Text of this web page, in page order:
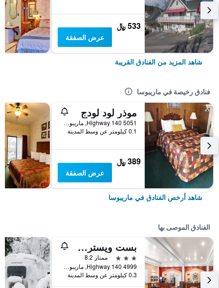
533 ﷼
عرض الصفقة
شاهد المزيد من الفنادق القريبة
فنادق رخيصة في ماريبوسا
موذر لود لودج
5051 Highway 140, ماريبوسا, CA, الولايات المتحدة الأميريكية
0.1 كيلومتر عن وسط المدينة
389 ﷼
عرض الصفقة
شاهد أرخص الفنادق في ماريبوسا
الفنادق الموصى بها
بست ويسترن بلس يوسيمايت واي سيشن موتل
3 نجوم
ممتاز 8.2
4999 Highway 140, ماريبوسا, CA, الولايات المتحدة الأميريكية
0.3 كيلومتر عن وسط المدينة